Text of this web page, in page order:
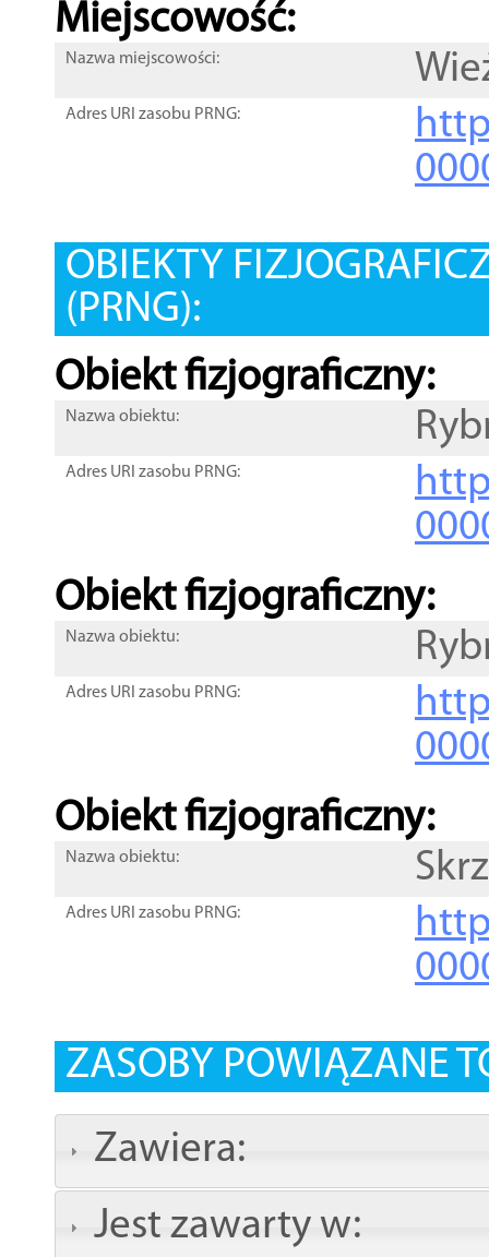
Miejscowość:
Nazwa miejscowości:
Adres URI zasobu PRNG:
OBIEKTY
(PRNG):
Obiekt fizjograficzny:
Nazwa obiektu:
Adres URI zasobu PRNG:
Obiekt fizjograficzny:
Nazwa obiektu:
Adres URI zasobu PRNG:
Obiekt fizjograficzny:
Nazwa obiektu:
Adres URI zasobu PRNG:
ZASOBY POWIĄZANE
Zawiera:
Jest zawarty w: